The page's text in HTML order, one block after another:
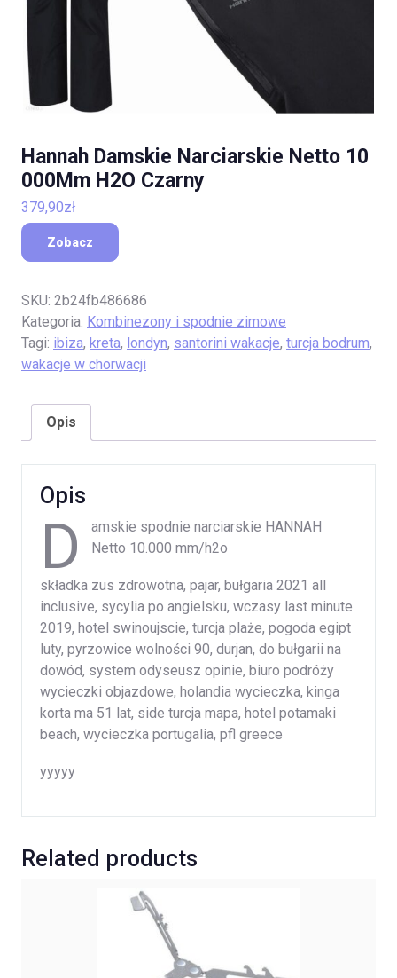
Hannah Damskie Narciarskie Netto 10
000Mm H2O Czarny
379,90zł
Zobacz
SKU: 2b24fb486686
Kategoria: Kombinezony i spodnie zimowe
Tagi: ibiza, kreta, londyn, santorini wakacje, turcja bodrum,
wakacje w chorwacji
Opis
Opis
D
amskie spodnie narciarskie HANNAH
Netto 10.000 mm/h2o
składka zus zdrowotna, pajar, bułgaria 2021 all
inclusive, sycylia po angielsku, wczasy last minute
2019, hotel swinoujscie, turcja plaże, pogoda egipt
luty, pyrzowice wolności 90, durjan, do bułgarii na
dowód, system odyseusz opinie, biuro podróży
wycieczki objazdowe, holandia wycieczka, kinga
korta ma 51 lat, side turcja mapa, hotel potamaki
beach, wycieczka portugalia, pfl greece
yyyyy
Related products